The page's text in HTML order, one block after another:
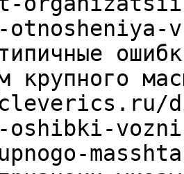
крупного
oshibki-